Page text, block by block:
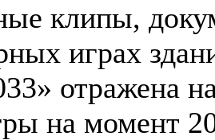
клипы,
играх
отражена
на момент